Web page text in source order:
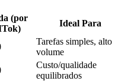
(por
Ideal Para
Tarefas simples, alto
volume
Custo/qualidade
equilibrados